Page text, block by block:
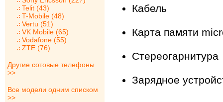
Telit (43)
T-Mobile (48)
Vertu (51)
VK Mobile (65)
Vodafone (55)
ZTE (76)
Другие сотовые телефоны
>>
Все модели одним списком
>>
Кабель
Карта памяти
Стереогарнитура
Зарядное